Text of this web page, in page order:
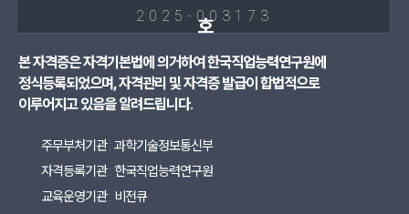
호
2025-003173
본 자격증은 자격기본법에 의거하여 한국직업능력연구원에
정식등록되었으며, 자격관리 및 자격증 발급이 합법적으로
이루어지고 있음을 알려드립니다.
주무부처기관 : 과학기술정보통신부
자격등록기관 : 한국직업능력연구원
교육운영기관 : 비전큐